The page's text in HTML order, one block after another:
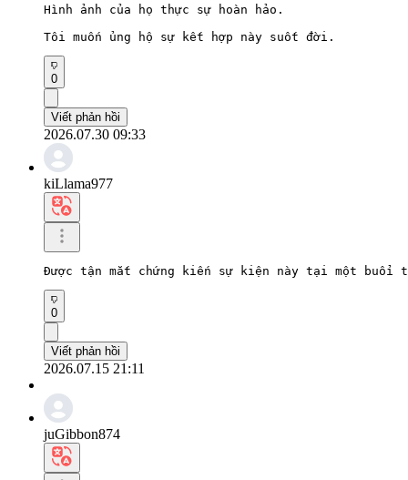
Hình ảnh của họ thực sự hoàn hảo.
Tôi muốn ủng hộ sự kết hợp này suốt đời.
0
Viết phản hồi
2026.07.30 09:33
kiLlama977
Được tận mắt chứng kiến ​​sự kiện này tại một
0
Viết phản hồi
2026.07.15 21:11
juGibbon874